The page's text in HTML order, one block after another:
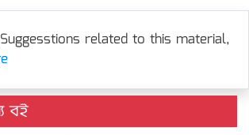
related to this material,
বই